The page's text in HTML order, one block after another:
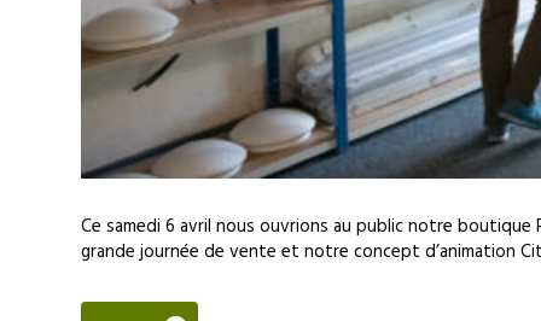
Ce samedi 6 avril nous ouvrions au public notre boutique
grande journée de vente et notre concept d’animation